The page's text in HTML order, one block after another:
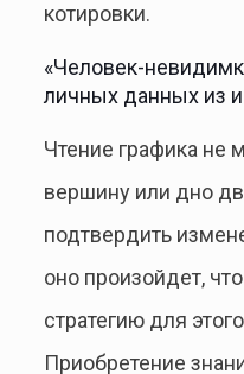
котировки.
«Человек-
личных данных из
Чтение графика не
вершину или дно
подтвердить
оно произойдет,
стратегию для
Приобретение